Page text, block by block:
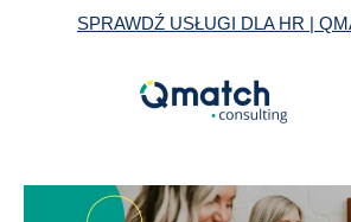
SPRAWDŹ USŁUGI DLA HR |
Zarządzanie